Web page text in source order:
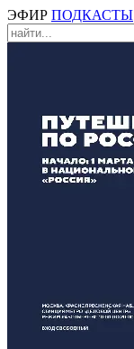
ЭФИР ПОДКАСТЫ